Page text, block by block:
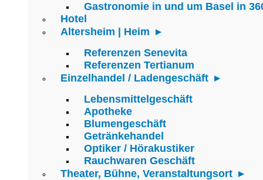
Gastronomie in und um Basel in
Hotel
Altersheim | Heim
Referenzen Senevita
Referenzen Tertianum
Einzelhandel / Ladengeschäft
Lebensmittelgeschäft
Apotheke
Blumengeschäft
Getränkehandel
Optiker / Hörakustiker
Rauchwaren Geschäft
Theater, Bühne, Veranstaltungsort